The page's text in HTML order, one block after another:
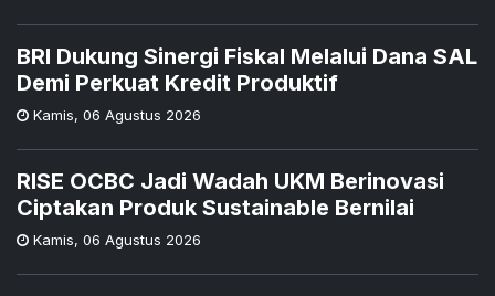
BRI Dukung Sinergi Fiskal Melalui Dana SAL
Demi Perkuat Kredit Produktif
Kamis, 06 Agustus 2026
RISE OCBC Jadi Wadah UKM Berinovasi
Ciptakan Produk Sustainable Bernilai
Kamis, 06 Agustus 2026